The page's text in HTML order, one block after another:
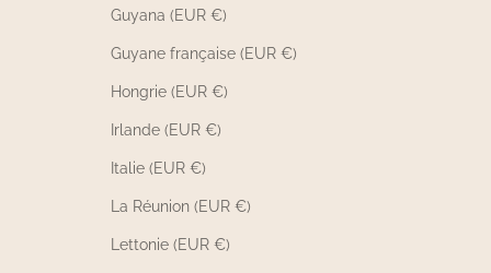
Guyana (EUR €)
Guyane française (EUR €)
Hongrie (EUR €)
Irlande (EUR €)
Italie (EUR €)
La Réunion (EUR €)
Lettonie (EUR €)